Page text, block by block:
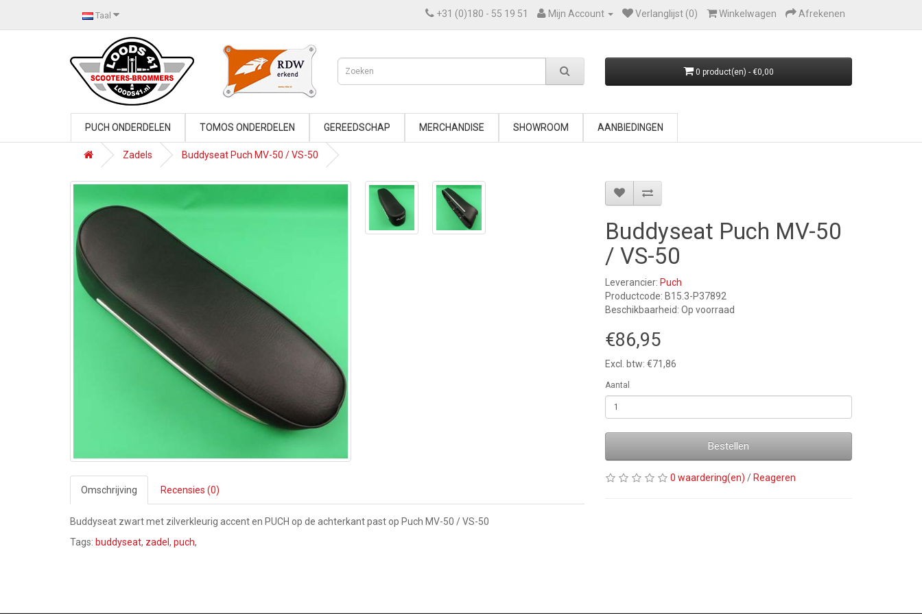
Taal +31 (0)180 - 55 19 51 Mijn Account Verlanglijst (0) Winkelwagen Afrekenen
0 product(en) - €0,00
PUCH ONDERDELEN TOMOS ONDERDELEN GEREEDSCHAP MERCHANDISE SHOWROOM AANBIEDINGEN
Zadels Buddyseat Puch MV-50 / VS-50
Omschrijving Recensies (0)
Buddyseat zwart met zilverkleurig accent en PUCH op de achterkant past op Puch MV-50 / VS-50
Buddyseat Puch MV-50
/ VS-50
Leverancier: Puch
Productcode: B15.3-P37892
Beschikbaarheid: Op voorraad
€86,95
Excl. btw: €71,86
Aantal
Bestellen
0 waardering(en) / Reageren
Tags: buddyseat, zadel , puch,